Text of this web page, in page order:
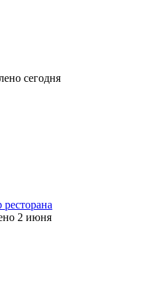
сегодня
2 июня